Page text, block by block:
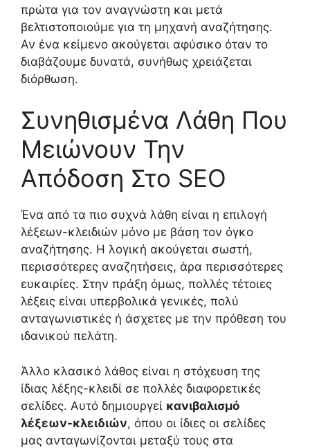
πρώτα για τον αναγνώστη και μετά
βελτιστοποιούμε για τη μηχανή αναζήτησης.
Αν ένα κείμενο ακούγεται αφύσικο όταν το
διαβάζουμε δυνατά, συνήθως χρειάζεται
διόρθωση.
Συνηθισμένα Λάθη Που
Μειώνουν Την
Απόδοση Στο SEO
Ένα από τα πιο συχνά λάθη είναι η επιλογή
λέξεων-κλειδιών μόνο με βάση τον όγκο
αναζήτησης. Η λογική ακούγεται σωστή,
περισσότερες αναζητήσεις, άρα περισσότερες
ευκαιρίες. Στην πράξη όμως, πολλές τέτοιες
λέξεις είναι υπερβολικά γενικές, πολύ
ανταγωνιστικές ή άσχετες με την πρόθεση του
ιδανικού πελάτη.
Άλλο κλασικό λάθος είναι η στόχευση της
ίδιας λέξης-κλειδί σε πολλές διαφορετικές
σελίδες. Αυτό δημιουργεί κανιβαλισμό
λέξεων-κλειδιών, όπου οι ίδιες οι σελίδες
μας ανταγωνίζονται μεταξύ τους στα